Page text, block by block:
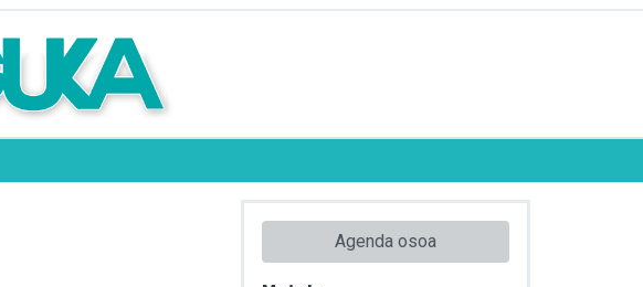
Agenda osoa